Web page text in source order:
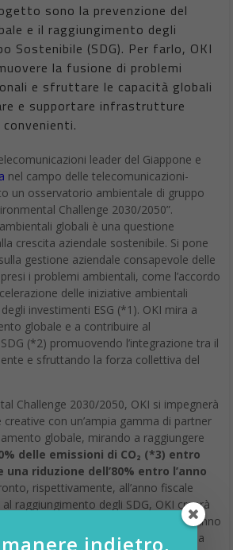
sono la prevenzione del
e il raggiungimento degli
Sostenibile (SDG). Per farlo, OKI
la fusione di problemi
e sfruttare le capacità globali
e supportare infrastrutture
leader del Giappone e
nel campo delle telecomunicazioni-
un osservatorio ambientale di gruppo
Challenge 2030/2050”.
globali è una questione
crescita aziendale sostenibile. Si pone
gestione aziendale consapevole delle
i problemi ambientali, come l’accordo
delle iniziative ambientali
investimenti ESG (*1). OKI mira a
globale e a contribuire al
(*2) promuovendo l’integrazione tra il
e sfruttando la forza collettiva del
Challenge 2030/2050, OKI si impegnerà
con un’ampia gamma di partner
globale, mirando a raggiungere
delle emissioni di CO₂ (*3) entro
una riduzione dell’80% entro l’anno
rispettivamente, all’anno fiscale
raggiungimento degli SDG, OKI creerà
e fornirà soluzioni che contribuiranno
ambientali. Inoltre, all’interno della
indietro,